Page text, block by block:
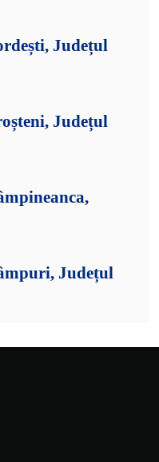
Județul
Județul
Județul